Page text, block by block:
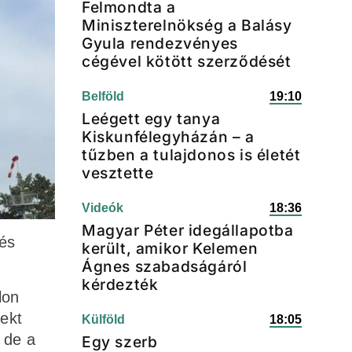
de a
Felmondta a
Miniszterelnökség a Balásy
Gyula rendezvényes
cégével kötött szerződését
Belföld 19:10
Leégett egy tanya
Kiskunfélegyházán – a
tűzben a tulajdonos is életét
vesztette
Videók 18:36
Magyar Péter idegállapotba
került, amikor Kelemen
Ágnes szabadságáról
kérdezték
Külföld 18:05
Egy szerb